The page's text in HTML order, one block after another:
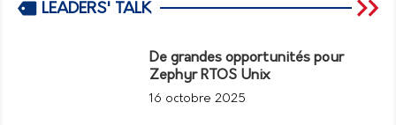
LEADERS' TALK
De grandes opportunités pour
Zephyr RTOS Unix
16 octobre 2025